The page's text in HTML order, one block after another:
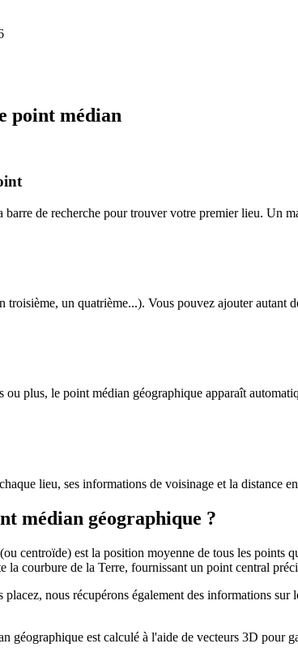
point médian
de recherche pour trouver votre premier lieu. Un
un quatrième...). Vous pouvez ajouter autant
plus, le point médian géographique apparaît
lieu, ses informations de voisinage et la distance
médian géographique ?
centroïde) est la position moyenne de tous les
la courbure de la Terre, fournissant un point central
placez, nous récupérons également des informations
géographique est calculé à l'aide de vecteurs 3D pour